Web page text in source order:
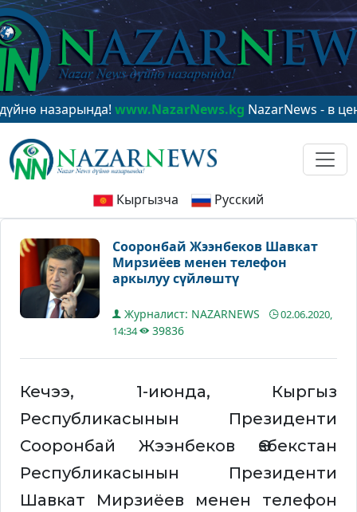
www.NazarNews.kgNazarNews - в центре
Кыргызча Русский
Сооронбай Жээнбеков Шавкат
Мирзиёев менен телефон
аркылуу сүйлөштү
Журналист: NAZARNEWS
02.06.2020,
14:34
39836
Кечээ, 1-июнда, Кыргыз
Республикасынын Президенти
Сооронбай Жээнбеков Өзбекстан
Республикасынын Президенти
Шавкат Мирзиёев менен телефон